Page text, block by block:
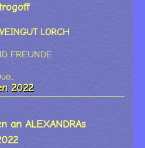
LORCH
FREUNDE
2022
an ALEXANDRAs